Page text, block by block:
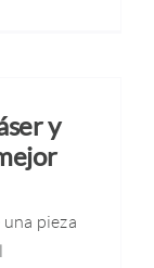
y
pieza